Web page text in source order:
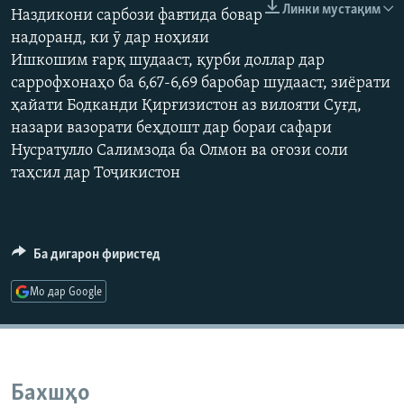
ГУЗОРИШҲОИ РАДИОӢ
Русский
ПАЙГИРӢ КУНЕД
Линки мустақим
Наздикони сарбози фавтида бовар
надоранд, ки ӯ дар ноҳияи
Ишкошим ғарқ шудааст, қурби доллар дар
саррофхонаҳо ба 6,67-6,69 баробар шудааст, зиёрати
ҳайати Бодканди Қирғизистон аз вилояти Суғд,
назари вазорати беҳдошт дар бораи сафари
Нусратулло Салимзода ба Олмон ва оғози соли
таҳсил дар Тоҷикистон
Ба дигарон фиристед
Мо дар Google
Бахшҳо